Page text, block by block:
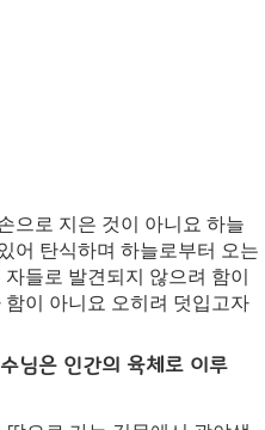
으로 지은 것이 아니요 하늘
어 탄식하며 하늘로부터 오는
들로 발견되지 않으려 함이
이 아니요 오히려 덧입고자
님은 인간의 육체로 이루